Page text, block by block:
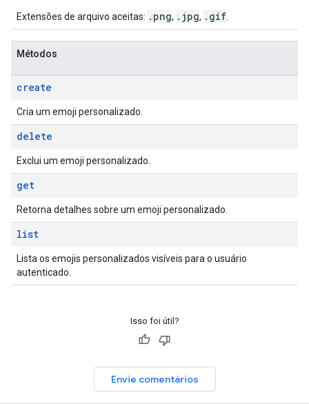
Extensões de arquivo aceitas: .png, .jpg, .gif
Métodos
create
Cria um emoji personalizado.
delete
Exclui um emoji personalizado.
get
Retorna detalhes sobre um emoji personalizado.
list
Lista os emojis personalizados visíveis para o usuário
autenticado.
Isso foi útil?
Envie comentários